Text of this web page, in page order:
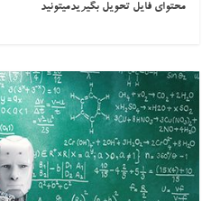
محتوای فایل تحویل بگیریدمیتونید